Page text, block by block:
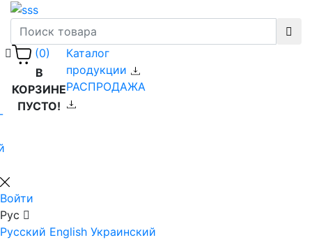
(0)
В
КОРЗИНЕ
ПУСТО!
Каталог
продукции
РАСПРОДАЖА
Войти
Рус
Русский English Украинский